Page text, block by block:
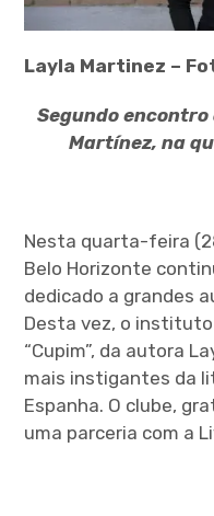
Layla Martinez –
Segundo encontro
Martínez, na
Nesta quarta-feira
Belo Horizonte
dedicado a grandes
Desta vez, o
“Cupim”, da autora
mais instigantes da
Espanha. O clube,
uma parceria com a